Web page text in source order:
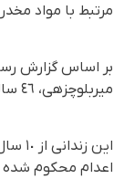
مرتبط با مواد
میربلوچزهی، ٤٦ ساله، متاهل، پدر چهار فرزند و اهل زاهدان در زندان مرکزی منوجان اجرا شد.
اعدام محکوم شده